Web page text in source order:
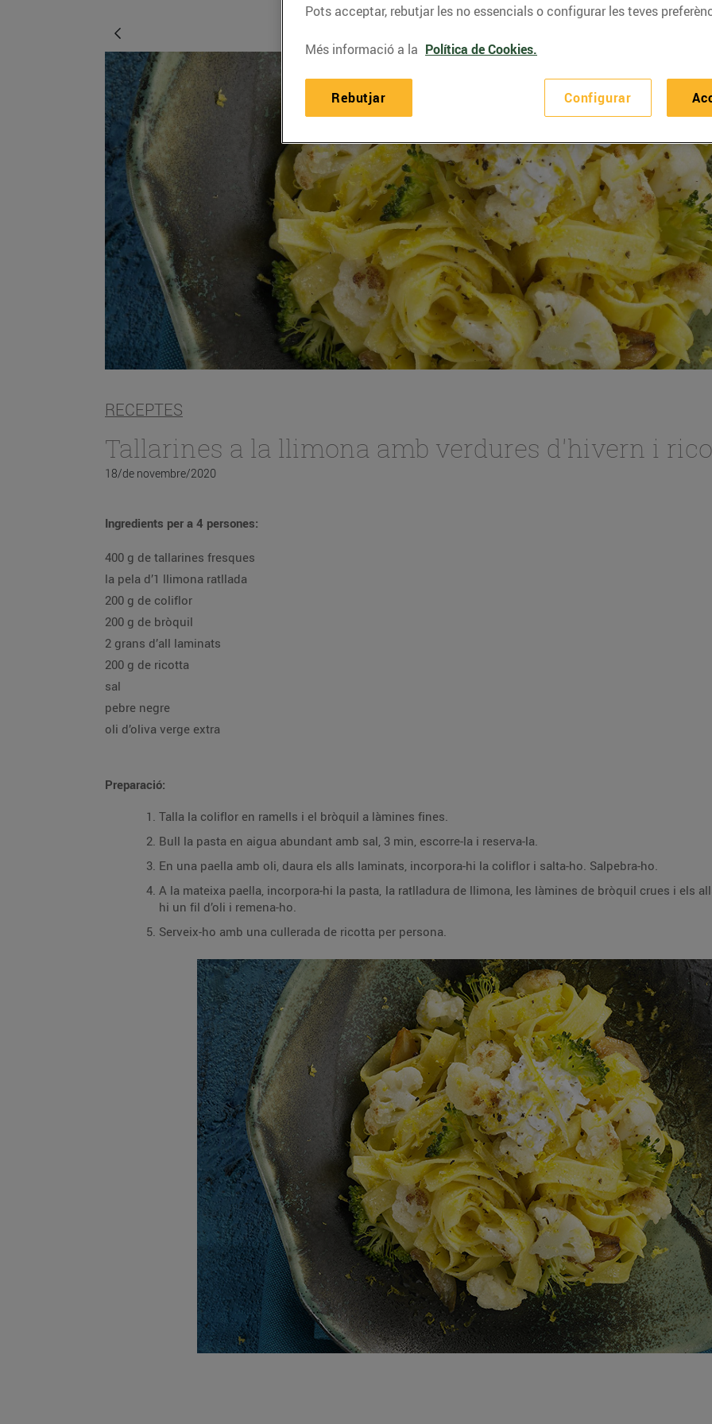
RECEPTES
Tallarines a la llimona amb verdures d'hivern i
18/de novembre/2020
Ingredients per a 4 persones:
400 g de tallarines fresques
la pela d’1 llimona ratllada
200 g de coliflor
200 g de bròquil
2 grans d’all laminats
200 g de ricotta
sal
pebre negre
oli d’oliva verge extra
Preparació:
Talla la coliflor en ramells i el bròquil a làmines fines.
Bull la pasta en aigua abundant amb sal, 3 min, escorre-la i reserva-la.
En una paella amb oli, daura els alls laminats, incorpora-hi la coliflor i salta-ho. Salpebra-ho.
A la mateixa paella, incorpora-hi la pasta, la ratlladura de llimona, les làmines de bròquil crues i els
hi un fil d’oli i remena-ho.
Serveix-ho amb una cullerada de ricotta per persona.
Pots acceptar, rebutjar les no essencials o configurar les teves
Més informació a la Política de Cookies.
Configurar
Rebutjar